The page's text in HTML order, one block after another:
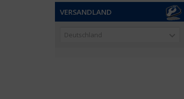
VERSANDLAND
Deutschland